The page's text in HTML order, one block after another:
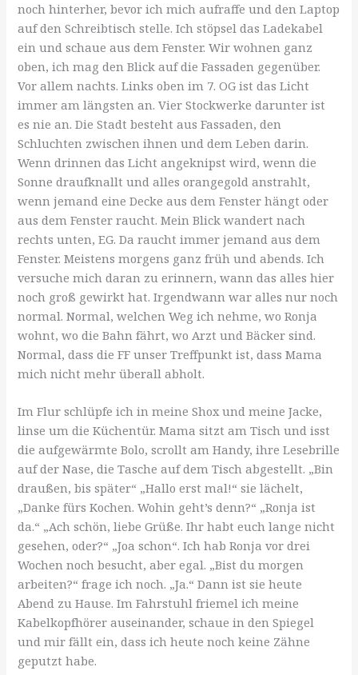
noch hinterher, bevor ich mich aufraffe und den Laptop
auf den Schreibtisch stelle. Ich stöpsel das Ladekabel
ein und schaue aus dem Fenster. Wir wohnen ganz
oben, ich mag den Blick auf die Fassaden gegenüber.
Vor allem nachts. Links oben im 7. OG ist das Licht
immer am längsten an. Vier Stockwerke darunter ist
es nie an. Die Stadt besteht aus Fassaden, den
Schluchten zwischen ihnen und dem Leben darin.
Wenn drinnen das Licht angeknipst wird, wenn die
Sonne draufknallt und alles orangegold anstrahlt,
wenn jemand eine Decke aus dem Fenster hängt oder
aus dem Fenster raucht. Mein Blick wandert nach
rechts unten, EG. Da raucht immer jemand aus dem
Fenster. Meistens morgens ganz früh und abends. Ich
versuche mich daran zu erinnern, wann das alles hier
noch groß gewirkt hat. Irgendwann war alles nur noch
normal. Normal, welchen Weg ich nehme, wo Ronja
wohnt, wo die Bahn fährt, wo Arzt und Bäcker sind.
Normal, dass die FF unser Treffpunkt ist, dass Mama
mich nicht mehr überall abholt.
Im Flur schlüpfe ich in meine Shox und meine Jacke,
linse um die Küchentür. Mama sitzt am Tisch und isst
die aufgewärmte Bolo, scrollt am Handy, ihre Lesebrille
auf der Nase, die Tasche auf dem Tisch abgestellt. „Bin
draußen, bis später“ „Hallo erst mal!“ sie lächelt,
„Danke fürs Kochen. Wohin geht’s denn?“ „Ronja ist
da.“ „Ach schön, liebe Grüße. Ihr habt euch lange nicht
gesehen, oder?“ „Joa schon“. Ich hab Ronja vor drei
Wochen noch besucht, aber egal. „Bist du morgen
arbeiten?“ frage ich noch. „Ja.“ Dann ist sie heute
Abend zu Hause. Im Fahrstuhl friemel ich meine
Kabelkopfhörer auseinander, schaue in den Spiegel
und mir fällt ein, dass ich heute noch keine Zähne
geputzt habe.